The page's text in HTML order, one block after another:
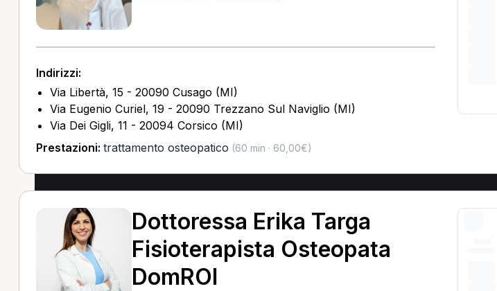
Indirizzi:
Via Libertà, 15 - 20090 Cusago (MI)
Via Eugenio Curiel, 19 - 20090 Trezzano Sul Naviglio (MI)
Via Dei Gigli, 11 - 20094 Corsico (MI)
Prestazioni: trattamento osteopatico (60 min · 60,00€)
Dottoressa Erika Targa
Fisioterapista Osteopata
DomROI